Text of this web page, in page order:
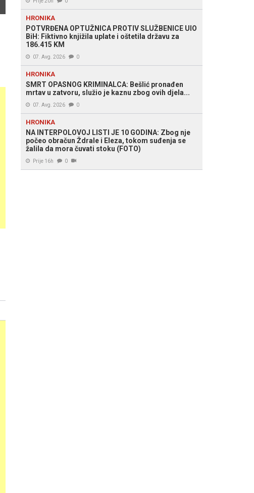
HRONIKA
POTVRĐENA OPTUŽNICA PROTIV SLUŽBENICE UIO
BiH: Fiktivno knjižila uplate i oštetila državu za
186.415 KM
07. Avg. 2026 0
HRONIKA
SMRT OPASNOG KRIMINALCA: Bešlić pronađen
mrtav u zatvoru, služio je kaznu zbog ovih djela...
07. Avg. 2026 0
HRONIKA
NA INTERPOLOVOJ LISTI JE 10 GODINA: Zbog nje
počeo obračun Ždrale i Eleza, tokom suđenja se
žalila da mora čuvati stoku (FOTO)
Prije 16h 0